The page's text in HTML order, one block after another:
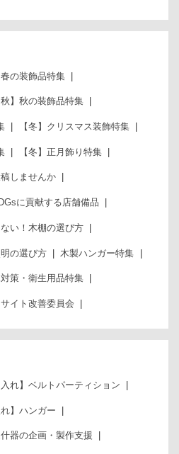
春の装飾品特集
秋】秋の装飾品特集
【冬】クリスマス装飾特集
【冬】正月飾り特集
しませんか
に貢献する店舗備品
い！木棚の選び方
の選び方 木製ハンガー特集
策・衛生用品特集
イト改善委員会
入れ】ベルトパーティション
れ】ハンガー
器の企画・製作支援